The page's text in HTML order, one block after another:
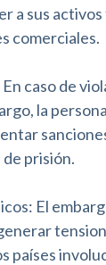
a sus
comerciales.
caso de
la
de prisión.
El
países